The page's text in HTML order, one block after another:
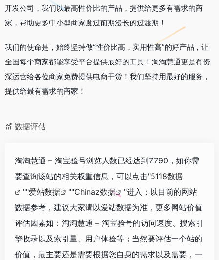
开发公司，我们以最高性价比的产品，提供给更多有需求的商
家，帮助更多中小型商家度过前期漫长的过渡期！
我们的使命是，始终坚持做“性价比高，实用性高”的好产品，让
全国每个商家都能享受平台提供最好的工具！淘淘慧通更是有资
深运营给各位商家免费提供电商干货！我们坚持用最好的服务，
提供给最有需求的商家！
数据评估
淘淘慧通 – 淘宝验号浏览人数已经达到7,790，如你需
要查询该站的相关权重信息，可以点击"5118数据
""爱站数据 ""Chinaz数据
"进入；以目前的网站
数据参考，建议大家请以爱站数据为准，更多网站价值
评估因素如：淘淘慧通 – 淘宝验号的访问速度、搜索引
擎收录以及索引量、用户体验等；当然要评估一个站的
价值，最主要还是需要根据您自身的需求以及需要，一